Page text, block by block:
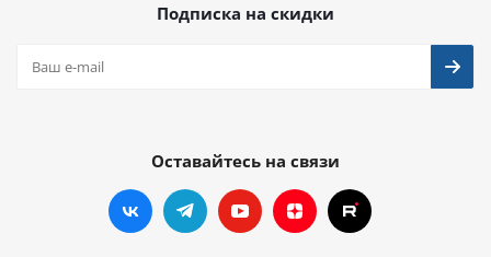
Подписка на скидки
Оставайтесь на связи